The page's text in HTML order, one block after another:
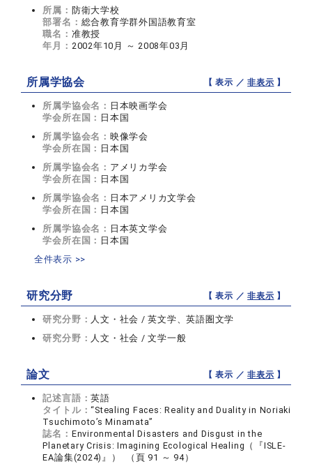
所属： 防衛大学校
部署名： 総合教育学群外国語教育室
職名： 准教授
年月： 2002年10月 ～ 2008年03月
所属学協会 【 表示 ／非表示 】
所属学協会名： 日本映画学会
学会所在国： 日本国
所属学協会名： 映像学会
学会所在国： 日本国
所属学協会名： アメリカ学会
学会所在国： 日本国
所属学協会名： 日本アメリカ文学会
学会所在国： 日本国
所属学協会名： 日本英文学会
学会所在国： 日本国
全件表示 >>
研究分野 【 表示 ／非表示 】
研究分野： 人文・社会 / 英文学、英語圏文学
研究分野： 人文・社会 / 文学一般
論文 【 表示 ／非表示 】
記述言語：英語
タイトル：“Stealing Faces: Reality and Duality in Noriaki
Tsuchimoto’s Minamata”
誌名： Environmental Disasters and Disgust in the
Planetary Crisis: Imagining Ecological Healing（『ISLE-
EA論集(2024)』） （頁 91 ～ 94）